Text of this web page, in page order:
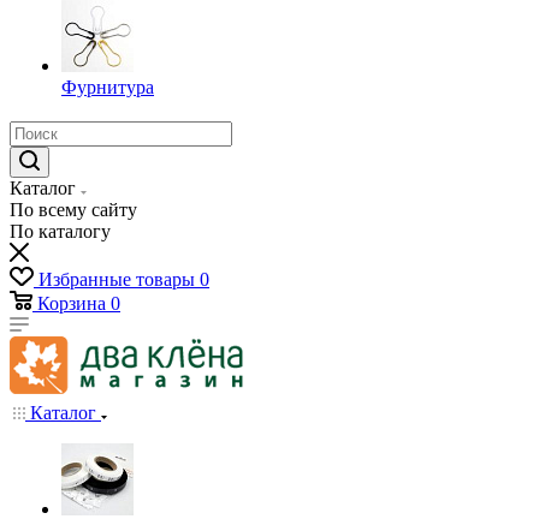
Фурнитура
Каталог
По всему сайту
По каталогу
Избранные товары 0
Корзина 0
Каталог